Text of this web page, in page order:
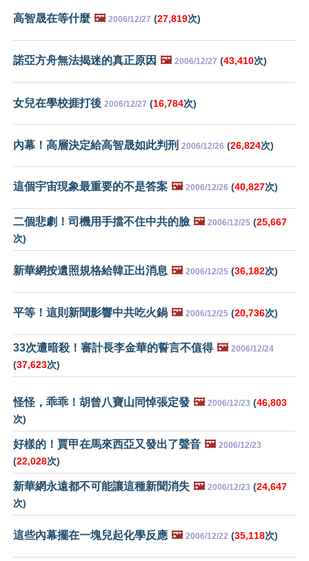
高智晟在等什麼 🖼️ 2006/12/27 (27,819次)
諾亞方舟無法揭迷的真正原因 🖼️ 2006/12/27 (43,410次)
女兒在學校捱打後 2006/12/27 (16,784次)
內幕！高層決定給高智晟如此判刑 2006/12/26 (26,824次)
這個宇宙現象最重要的不是答案 🖼️ 2006/12/26 (40,827次)
二個悲劇！司機用手擋不住中共的臉 🖼️ 2006/12/25 (25,667
次)
新華網按遺照規格給韓正出消息 🖼️ 2006/12/25 (36,182次)
平等！這則新聞影響中共吃火鍋 🖼️ 2006/12/25 (20,736次)
33次遭暗殺！審計長李金華的誓言不值得 🖼️ 2006/12/24
(37,623次)
怪怪，乖乖！胡曾八寶山同悼張定發 🖼️ 2006/12/23 (46,803
次)
好樣的！賈甲在馬來西亞又發出了聲音 🖼️ 2006/12/23
(22,028次)
新華網永遠都不可能讓這種新聞消失 🖼️ 2006/12/23 (24,647
次)
這些內幕擺在一塊兒起化學反應 🖼️ 2006/12/22 (35,118次)